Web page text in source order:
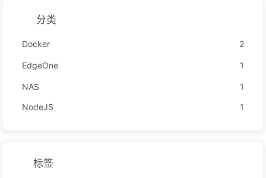
分类
Docker 2
EdgeOne 1
NAS
1
NodeJS
1
标签